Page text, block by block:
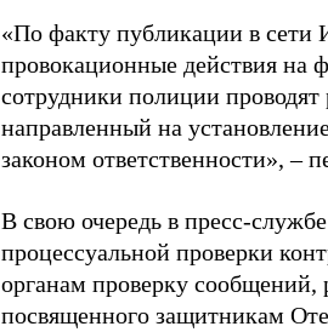
«По факту публикации в сети
провокационные действия на
сотрудники полиции проводят
направленный на
законом ответственности», –
В свою очередь в пресс-
процессуальной проверки
органам проверку
посвященного защитникам